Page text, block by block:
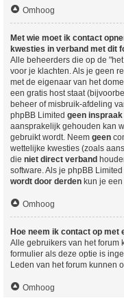
Omhoog
Met wie moet ik contact
kwesties in verband met dit
Alle beheerders die op de
voor je klachten. Als je geen
met de eigenaar van het
een gratis host staat
beheer of misbruik-afdeling
phpBB Limited geen inspraak
aansprakelijk gehouden kan
gebruikt wordt. Neem geen
wettelijke kwesties (zoals
die niet direct verband
software. Als je phpBB
wordt door derden kun je een
Omhoog
Hoe neem ik contact op met
Alle gebruikers van het forum
formulier als deze optie is
Leden van het forum kunnen
Omhoog